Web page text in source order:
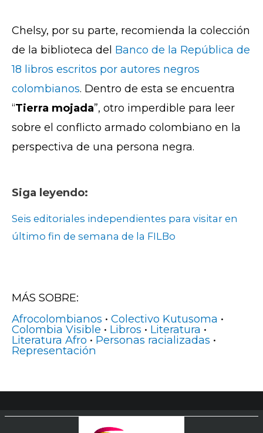
Chelsy, por su parte, recomienda la colección
de la biblioteca del Banco de la República de
18 libros escritos por autores negros
colombianos. Dentro de esta se encuentra
“Tierra mojada”, otro imperdible para leer
sobre el conflicto armado colombiano en la
perspectiva de una persona negra.
Siga leyendo:
Seis editoriales independientes para visitar en
último fin de semana de la FILBo
MÁS SOBRE:
Afrocolombianos • Colectivo Kutusoma •
Colombia Visible • Libros • Literatura •
Literatura Afro • Personas racializadas •
Representación